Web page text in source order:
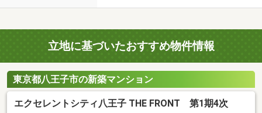
立地に基づいたおすすめ物件情報
東京都八王子市の新築マンション
エクセレントシティ八王子 THE FRONT 第1期4次